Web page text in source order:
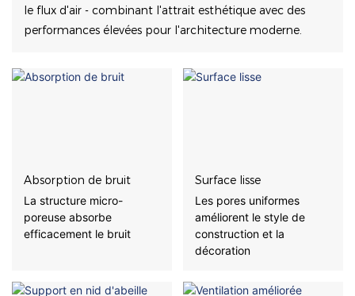
le flux d'air - combinant l'attrait esthétique avec des
performances élevées pour l'architecture moderne.
Absorption de bruit
La structure micro-
poreuse absorbe
efficacement le bruit
Surface lisse
Les pores uniformes
améliorent le style de
construction et la
décoration